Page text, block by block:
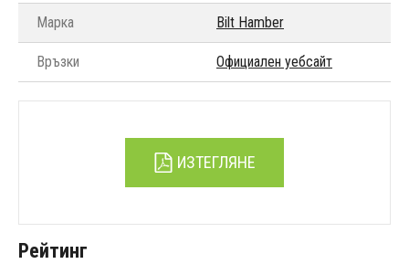
Марка Bilt Hamber
Връзки Официален уебсайт
ИЗТЕГЛЯНЕ
Рейтинг